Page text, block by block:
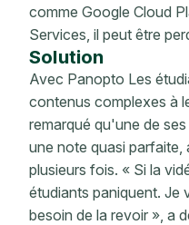
comme Google Cloud
Services, il peut être
Solution
Avec Panopto Les
contenus complexes à
remarqué qu'une de
une note quasi
plusieurs fois. « Si la
étudiants paniquent. Je
besoin de la revoir », a